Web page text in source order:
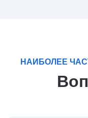
НАИБОЛЕЕ